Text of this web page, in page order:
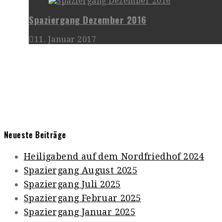
Spaziergang Dezember 2016
11. Januar 2017
Neueste Beiträge
Heiligabend auf dem Nordfriedhof 2024
Spaziergang August 2025
Spaziergang Juli 2025
Spaziergang Februar 2025
Spaziergang Januar 2025